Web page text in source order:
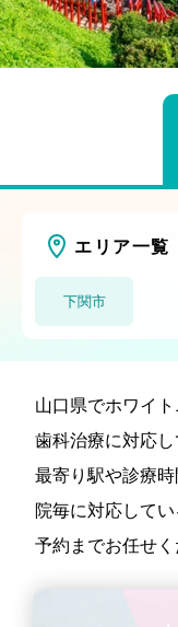
エリア一覧
下関市
山口県でホワイ
歯科治療に対応
最寄り駅や診療
院毎に対応して
予約までお任せく